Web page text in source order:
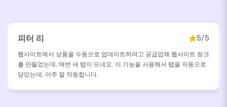
피터 리 5/5
웹사이트에서 상품을 수동으로 업데이트하려고 공급업체 웹사이트 링크
를 만들었는데, 매번 새 탭이 뜨네요. 이 기능을 사용해서 탭을 자동으로
닫았는데, 아주 잘 작동합니다.